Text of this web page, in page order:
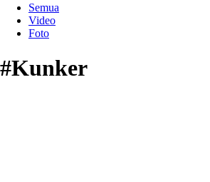
Semua
Video
Foto
#Kunker